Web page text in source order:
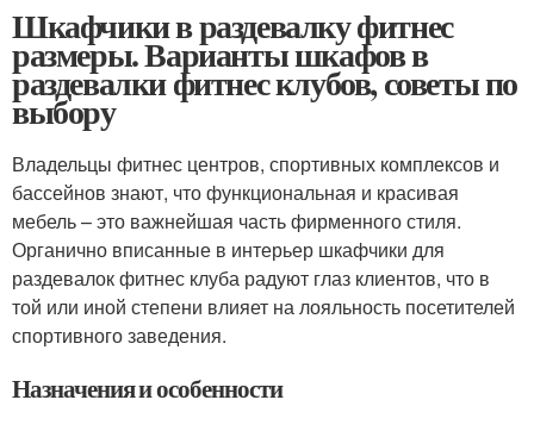
Шкафчики в раздевалку фитнес
размеры. Варианты шкафов в
раздевалки фитнес клубов, советы по
выбору
Владельцы фитнес центров, спортивных комплексов и
бассейнов знают, что функциональная и красивая
мебель – это важнейшая часть фирменного стиля.
Органично вписанные в интерьер шкафчики для
раздевалок фитнес клуба радуют глаз клиентов, что в
той или иной степени влияет на лояльность посетителей
спортивного заведения.
Назначения и особенности